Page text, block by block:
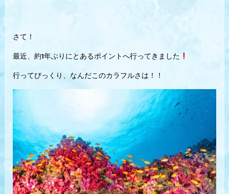
さて！
最近、約1年ぶりにとあるポイントへ行ってきました
行ってびっくり、なんだこのカラフルさは！！